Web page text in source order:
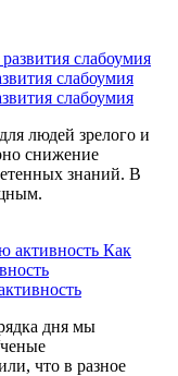
слабоумия
слабоумия
людей зрелого и
снижение
знаний. В
Как
дня мы
что в разное